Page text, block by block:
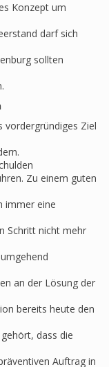
Konzept um
darf sich
sollten
vordergründiges Ziel
Zu einem guten
immer eine
Schritt nicht mehr
an der Lösung der
bereits heute den
dass die
Auftrag in